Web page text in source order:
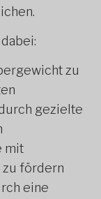
zu
gezielte
mit
fördern
eine